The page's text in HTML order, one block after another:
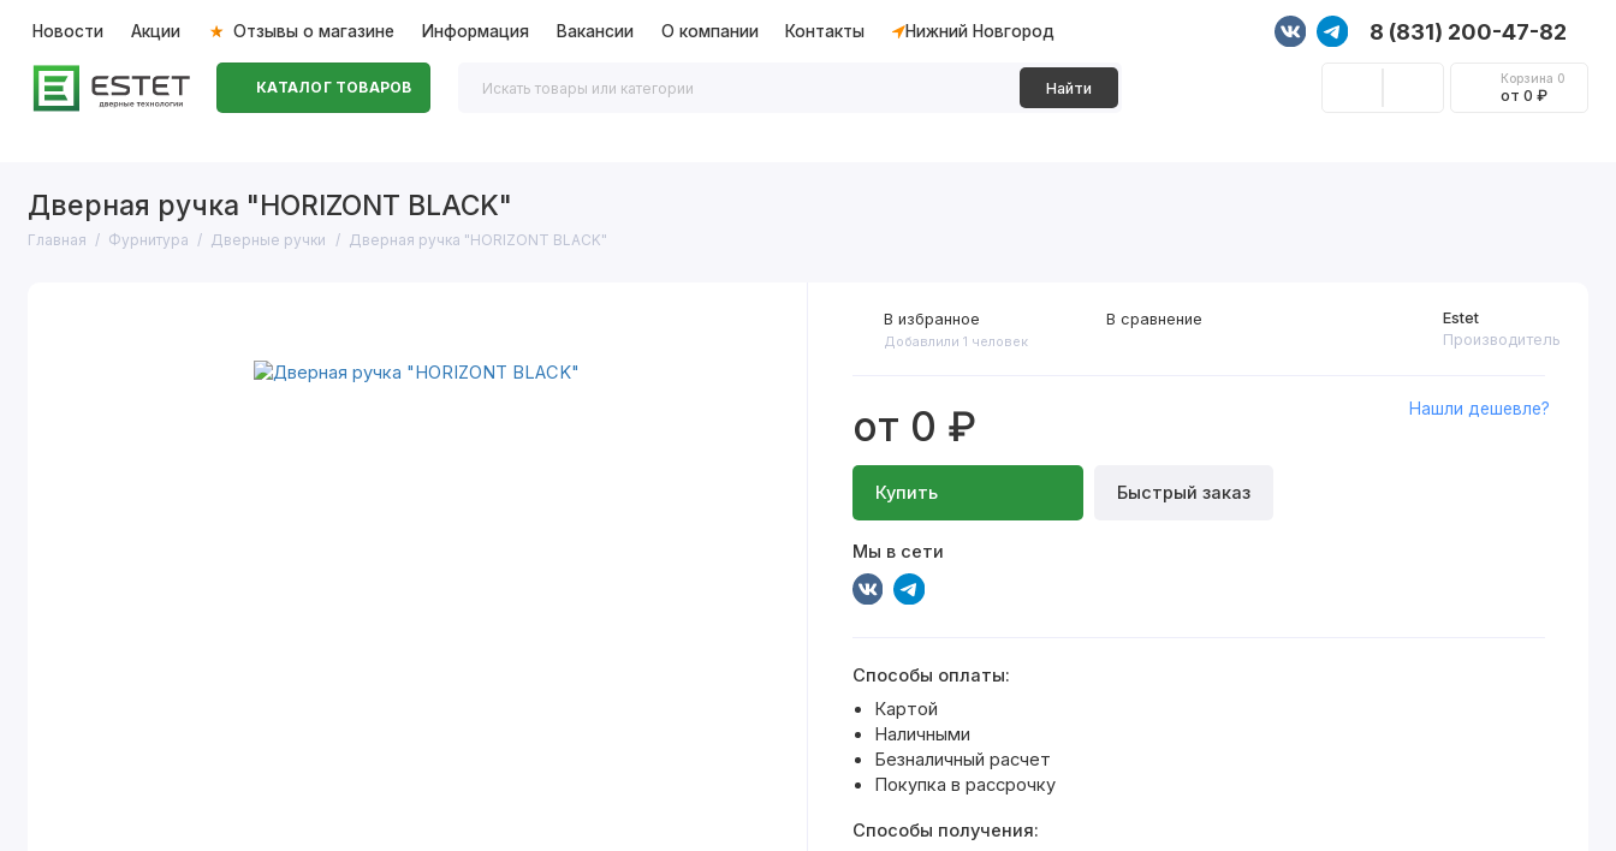
Новости Акции Отзывы о магазине Информация Вакансии О компании Контакты Нижний Новгород 8 (831) 200-47-82
КАТАЛОГ ТОВАРОВ Найти
Корзина 0
от 0 ₽
Дверная ручка "HORIZONT BLACK"
Главная Фурнитура Дверные ручки Дверная ручка "HORIZONT BLACK"
Estet
Производитель
от 0 ₽
Купить Быстрый заказ
Нашли дешевле?
Мы в сети
В избранное
Добавлили 1 человек
В сравнение
Способы оплаты:
Картой
Наличными
Безналичный расчет
Покупка в рассрочку
Способы получения: